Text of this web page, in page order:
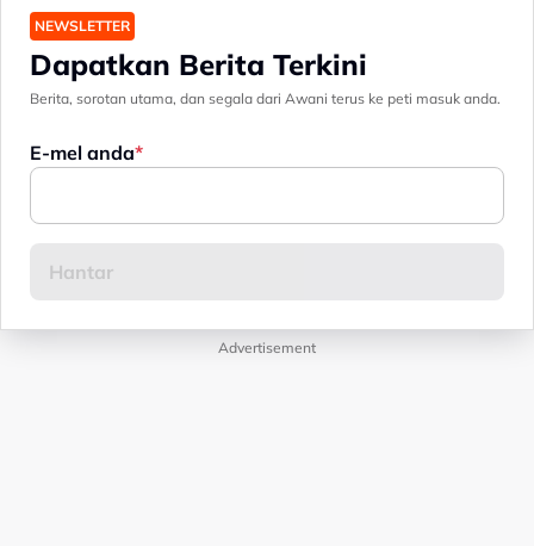
NEWSLETTER
Dapatkan Berita Terkini
Berita, sorotan utama, dan segala dari Awani terus ke peti masuk anda.
E-mel anda
Advertisement